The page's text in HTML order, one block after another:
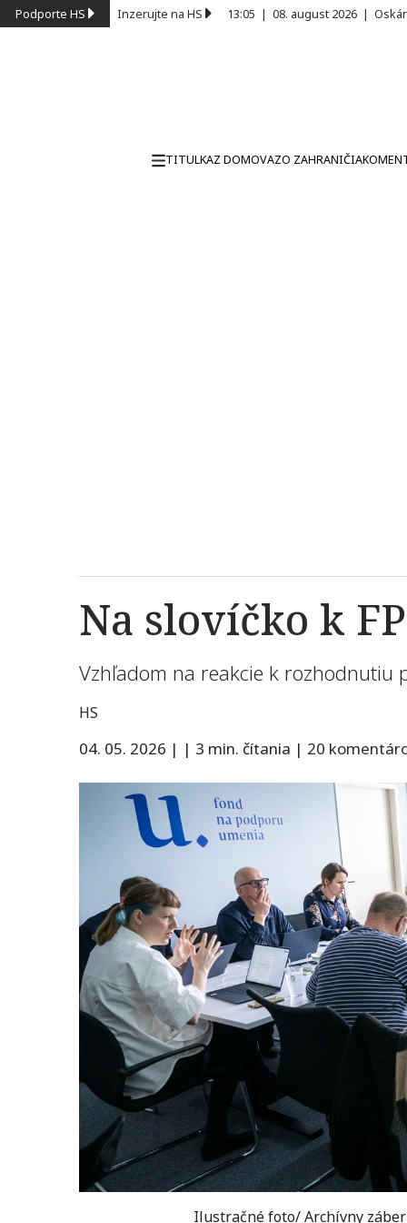
Podporte HS Inzerujte na HS 13:05 | 08. august 2026 | Oskár
TITULKAZ DOMOVAZO ZAHRANIČIA
Na slovíčko k
Vzhľadom na reakcie k rozhodnutiu
HS
04. 05. 2026 | | 3 min. čítania | 20
Ilustračné foto/ Archívny záber